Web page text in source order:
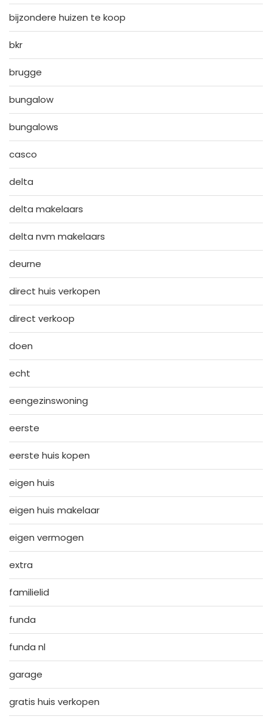
bijzondere huizen te koop
bkr
brugge
bungalow
bungalows
casco
delta
delta makelaars
delta nvm makelaars
deurne
direct huis verkopen
direct verkoop
doen
echt
eengezinswoning
eerste
eerste huis kopen
eigen huis
eigen huis makelaar
eigen vermogen
extra
familielid
funda
funda nl
garage
gratis huis verkopen